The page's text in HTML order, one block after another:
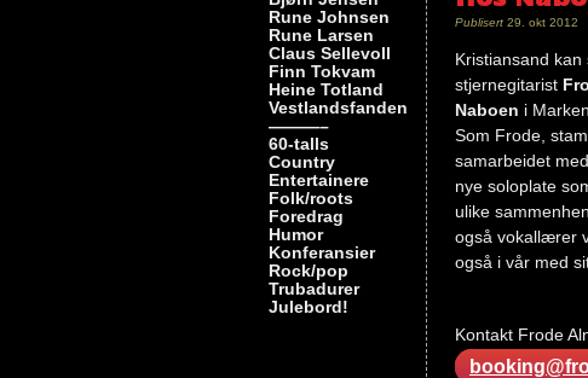
Publisert 29. okt 2012
Kristiansand
stjernegitarist
Naboen i
Som Frode,
samarbeidet
nye soloplate
ulike
også vokallærer
også i vår med
Kontakt Frode
Rune Johnsen
Rune Larsen
Claus Sellevoll
Finn Tokvam
Heine Totland
Vestlandsfanden
———–
60-talls
Country
Entertainere
Folk/roots
Foredrag
Humor
Konferansier
Rock/pop
Trubadurer
Julebord!